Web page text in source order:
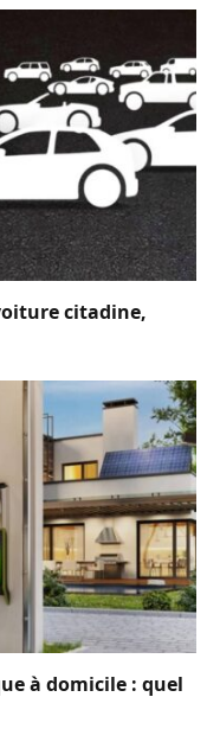
citadine,
à domicile : quel